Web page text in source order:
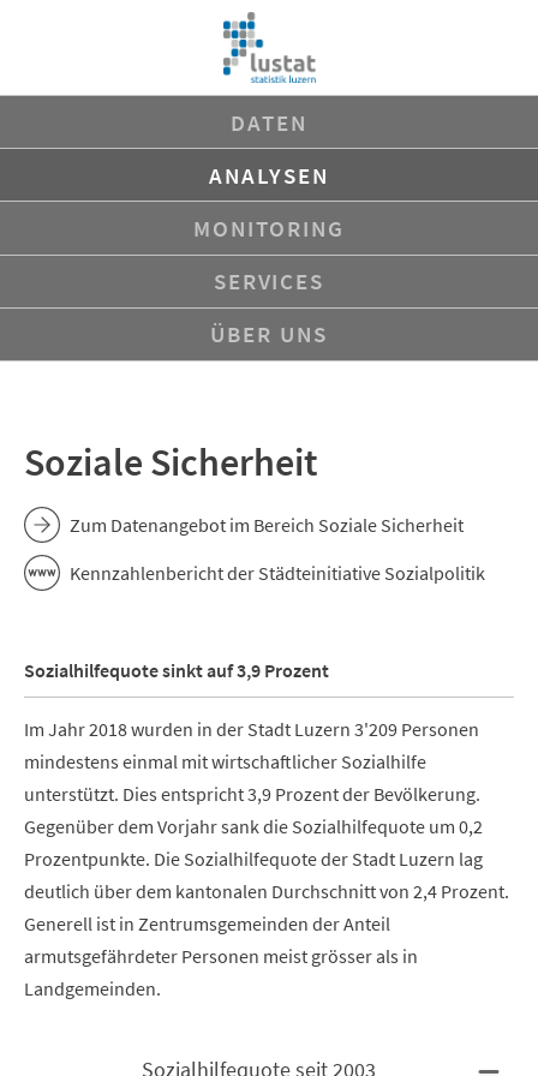
DATEN
ANALYSEN
MONITORING
SERVICES
ÜBER UNS
Soziale Sicherheit
Zum Datenangebot im Bereich Soziale Sicherheit
Kennzahlenbericht der Städteinitiative Sozialpolitik
Sozialhilfequote sinkt auf 3,9 Prozent
Im Jahr 2018 wurden in der Stadt Luzern 3'209 Personen
mindestens einmal mit wirtschaftlicher Sozialhilfe
unterstützt. Dies entspricht 3,9 Prozent der Bevölkerung.
Gegenüber dem Vorjahr sank die Sozialhilfequote um 0,2
Prozentpunkte. Die Sozialhilfequote der Stadt Luzern lag
deutlich über dem kantonalen Durchschnitt von 2,4 Prozent.
Generell ist in Zentrumsgemeinden der Anteil
armutsgefährdeter Personen meist grösser als in
Landgemeinden.
Sozialhilfequote seit 2003